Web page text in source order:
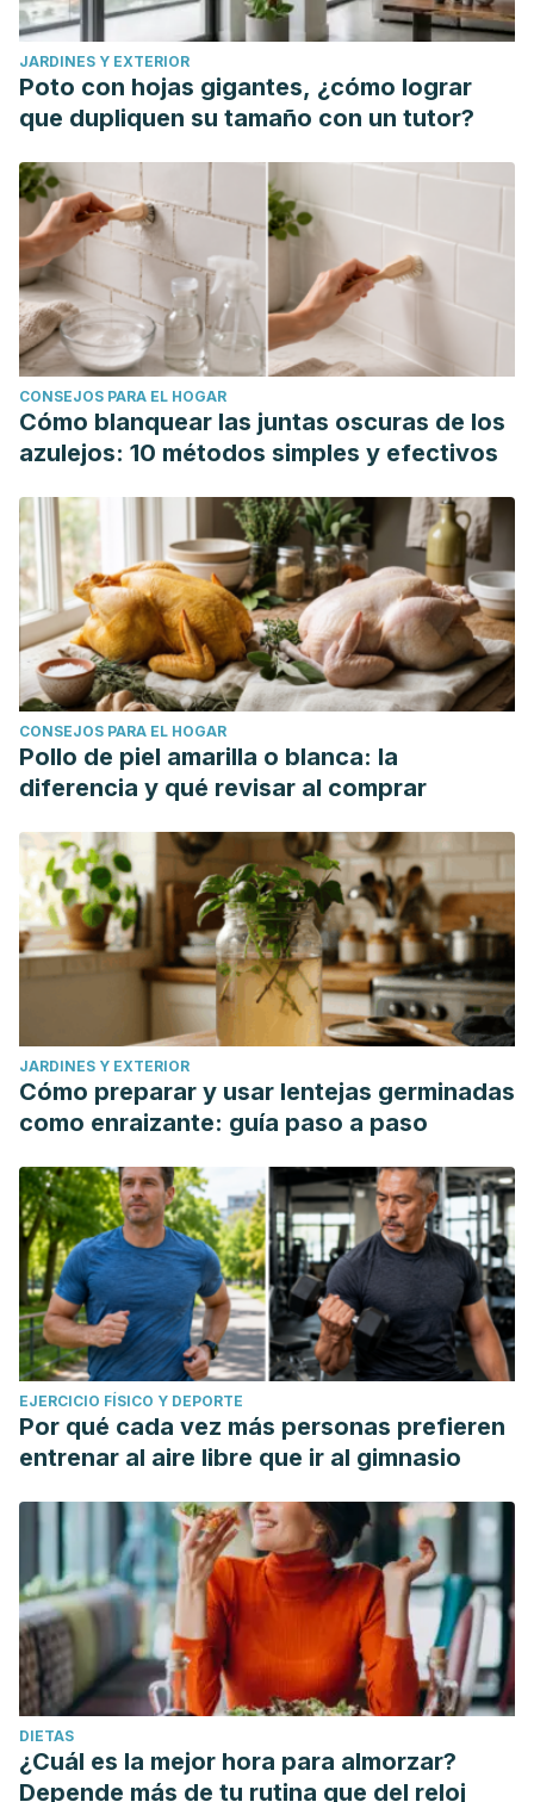
JARDINES Y EXTERIOR
Poto con hojas gigantes, ¿cómo lograr
que dupliquen su tamaño con un tutor?
CONSEJOS PARA EL HOGAR
Cómo blanquear las juntas oscuras de los
azulejos: 10 métodos simples y efectivos
CONSEJOS PARA EL HOGAR
Pollo de piel amarilla o blanca: la
diferencia y qué revisar al comprar
JARDINES Y EXTERIOR
Cómo preparar y usar lentejas germinadas
como enraizante: guía paso a paso
EJERCICIO FÍSICO Y DEPORTE
Por qué cada vez más personas prefieren
entrenar al aire libre que ir al gimnasio
DIETAS
¿Cuál es la mejor hora para almorzar?
Depende más de tu rutina que del reloj